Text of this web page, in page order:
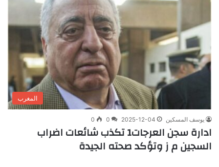
المغرب
يوسف المسكين 2025-12-04
0
0
ادارة سجن العرجات1 تكذب شائعات اضراب
السجين م ز وتؤكد صحته الجيدة